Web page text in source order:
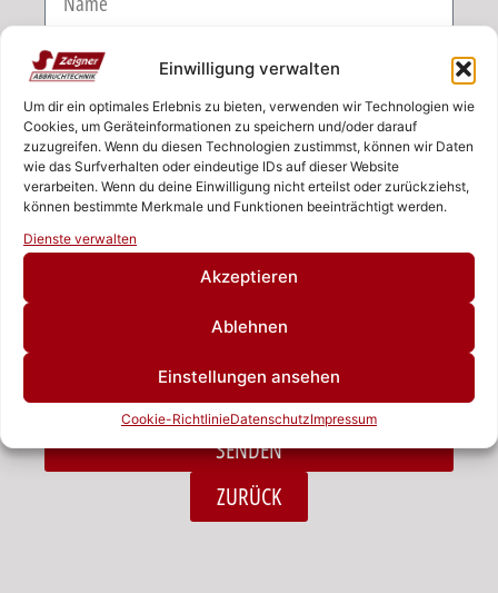
Einwilligung verwalten
Um dir ein optimales Erlebnis zu bieten, verwenden wir Technologien wie
Cookies, um Geräteinformationen zu speichern und/oder darauf
zuzugreifen. Wenn du diesen Technologien zustimmst, können wir Daten
wie das Surfverhalten oder eindeutige IDs auf dieser Website
verarbeiten. Wenn du deine Einwilligung nicht erteilst oder zurückziehst,
können bestimmte Merkmale und Funktionen beeinträchtigt werden.
Dienste verwalten
Akzeptieren
Ablehnen
Einstellungen ansehen
Cookie-RichtlinieDatenschutzImpressum
E-Mail
Telefon
Nachricht
Ich habe die Datenschutzerklärung zur Kenntnis
genommen.*
SENDEN
ZURÜCK
Rufen Sie uns an!